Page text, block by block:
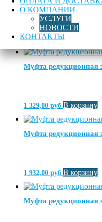
О КОМПАНИИ
УСЛУГИ
НОВОСТИ
КОНТАКТЫ
969,00руб В корзину
Муфта редукционная
1 329,00 руб В корзину
Муфта редукционная
1 932,00 руб В корзину
Муфта редукционная